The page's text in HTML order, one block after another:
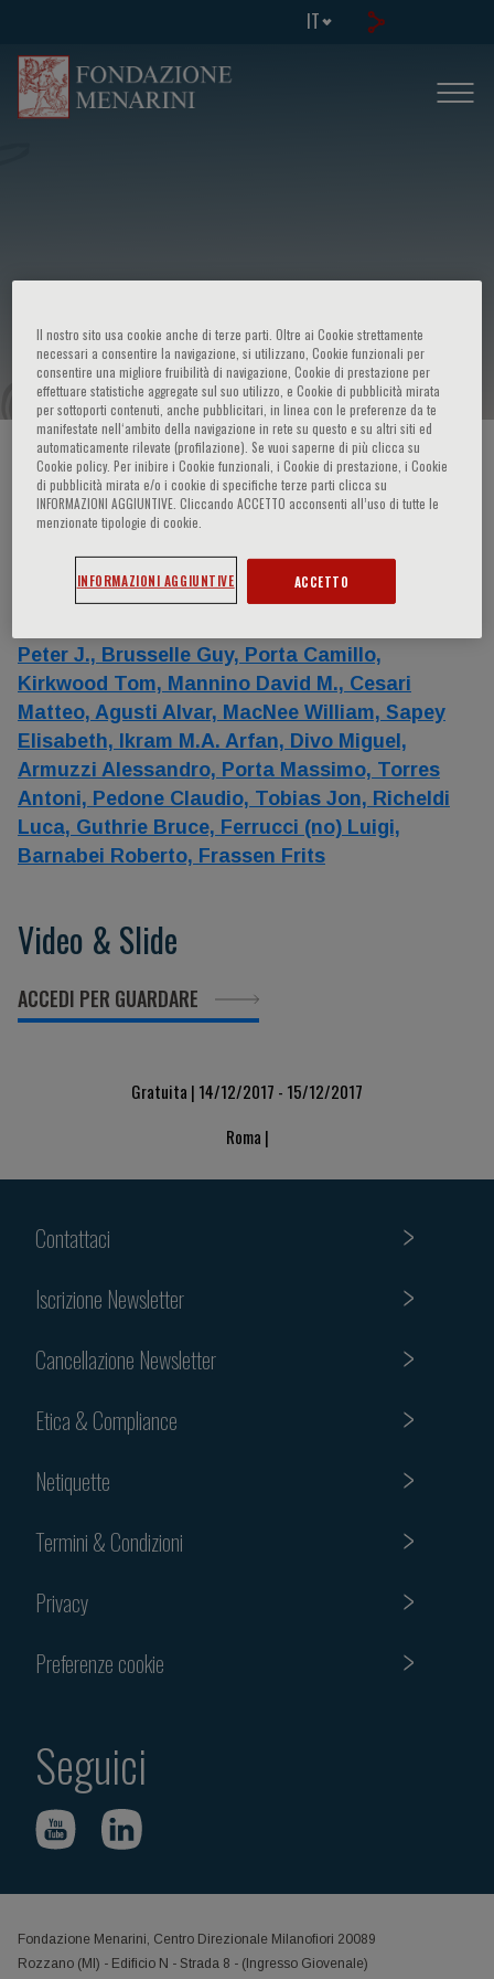
IT
with multiple chronic diseases
HOME PAGE / CORSI ED EVENTI / INFO EVENTO
Relatori
Fabbri Leonardo M.,Crea Filippo,
Incalzi
Peter J., Brusselle Guy, Porta Camillo,
Kirkwood Tom, Mannino David M., Cesari
Matteo, Agusti Alvar, MacNee William, Sapey
Elisabeth,
Ikram M.A. Arfan, Divo Miguel,
Armuzzi Alessandro, Porta Massimo, Torres
Antoni, Pedone Claudio, Tobias Jon, Richeldi
Luca, Guthrie Bruce, Ferrucci (no) Luigi,
Barnabei Roberto, Frassen Frits
Video & Slide
ACCEDI PER GUARDARE
Gratuita | 14/12/2017 - 15/12/2017
Roma |
Contattaci
Iscrizione Newsletter
Cancellazione Newsletter
Etica & Compliance
Netiquette
Termini & Condizioni
Privacy
Preferenze cookie
Seguici
Fondazione Menarini, Centro Direzionale Milanofiori 20089
Rozzano (MI) - Edificio N - Strada 8 - (Ingresso Giovenale)
Il nostro sito usa cookie anche di terze parti. Oltre ai Cookie strettamente
necessari a consentire la navigazione, si utilizzano, Cookie funzionali per
consentire una migliore fruibilità di navigazione, Cookie di prestazione per
effettuare statistiche aggregate sul suo utilizzo, e Cookie di pubblicità mirata
per sottoporti contenuti, anche pubblicitari, in linea con le preferenze da te
manifestate nell‘ambito della navigazione in rete su questo e su altri siti ed
automaticamente rilevate (profilazione). Se vuoi saperne di più clicca su
Cookie policy. Per inibire i Cookie funzionali, i Cookie di prestazione, i Cookie
di pubblicità mirata e/o i cookie di specifiche terze parti clicca su
INFORMAZIONI AGGIUNTIVE. Cliccando ACCETTO acconsenti all’uso di tutte le
menzionate tipologie di cookie.
INFORMAZIONI AGGIUNTIVE ACCETTO